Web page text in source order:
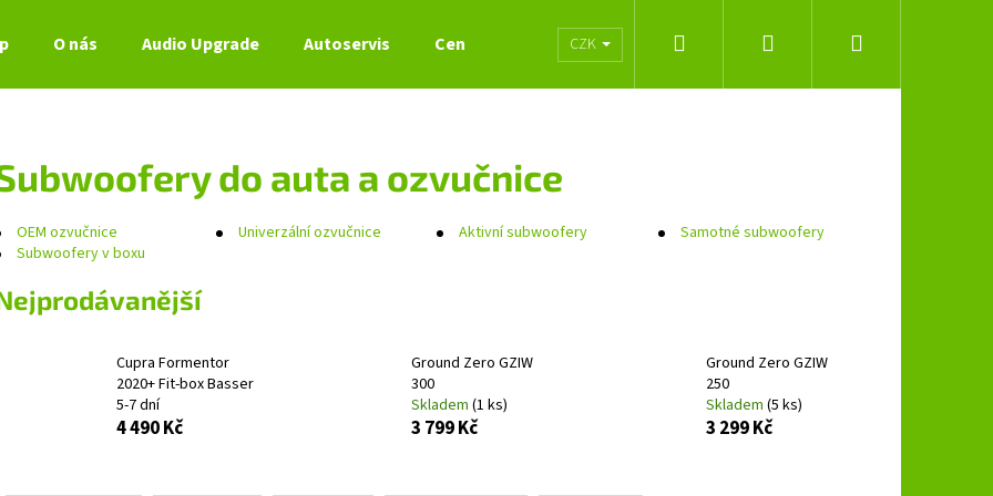
O nás Audio Upgrade Autoservis Ceník služeb Obchodní podmínky
CZK Přihlášení
do auta a ozvučnice
OEM ozvučnice Univerzální ozvučnice Aktivní subwoofery
Samotné subwoofery
Subwoofery v boxu
Cupra Formentor
2020+ Fit-box Basser
5-7 dní
4 490 Kč
Ground Zero GZIW
300
Skladem (1 ks)
3 799 Kč
Ground Zero GZIW
250
Skladem (5 ks)
3 299 Kč
Doporučujeme